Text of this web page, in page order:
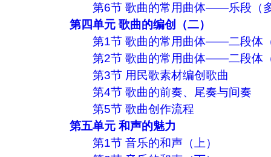
第6节 歌曲的常用曲体——乐段（
第四单元 歌曲的编创（二）
第1节 歌曲的常用曲体——二段体
第2节 歌曲的常用曲体——二段体
第3节 用民歌素材编创歌曲
第4节 歌曲的前奏、尾奏与间奏
第5节 歌曲创作流程
第五单元 和声的魅力
第1节 音乐的和声（上）